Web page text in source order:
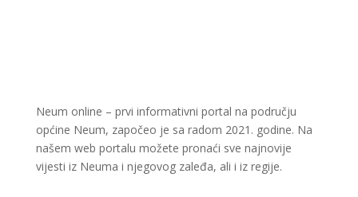
Neum online – prvi informativni portal na području
općine Neum, započeo je sa radom 2021. godine. Na
našem web portalu možete pronaći sve najnovije
vijesti iz Neuma i njegovog zaleđa, ali i iz regije.